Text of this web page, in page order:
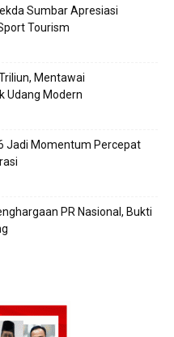
Sumbar Apresiasi
Tourism
Mentawai
Udang Modern
Jadi Momentum Percepat
PR Nasional, Bukti